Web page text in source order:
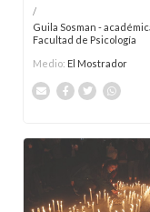
/
Guila Sosman -
Facultad de Psicología
Medio: El Mostrador